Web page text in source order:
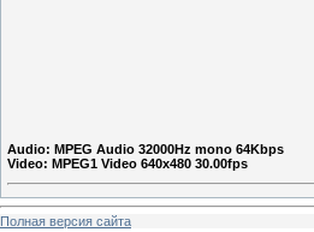
Audio: MPEG Audio 32000Hz mono 64Kbps
Video: MPEG1 Video 640x480 30.00fps
Полная версия сайта